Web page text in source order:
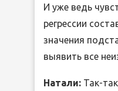
И уже ведь
регрессии
значения
выявить все
Натали: Так-